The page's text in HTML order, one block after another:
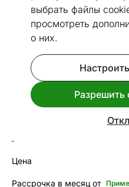
выбрать файлы
просмотреть
о них.
Быстрая доставка!
Индукционная
Bomann
Код 481599
Срок доставки
Цена
Рассрочка в месяц от